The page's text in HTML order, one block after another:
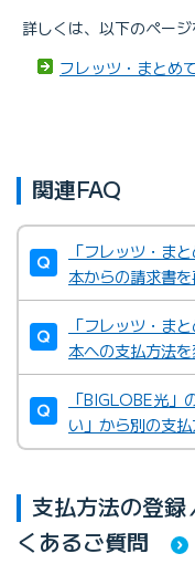
詳しくは、以下のページ
フレッツ・まとめ
関連FAQ
「フレッツ・ま
本からの請求書
「フレッツ・ま
本への支払方法
「BIGLOBE光
い」から別の支
支払方法の登
くあるご質問